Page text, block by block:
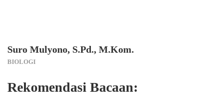
Suro Mulyono, S.Pd., M.Kom.
BIOLOGI
Rekomendasi Bacaan: